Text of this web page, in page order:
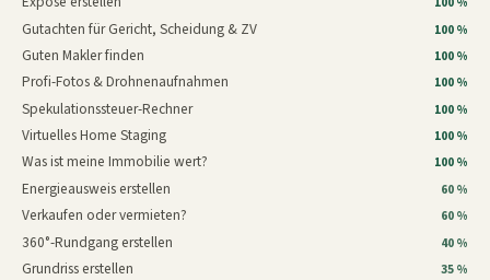
Gutachten für Gericht, Scheidung & ZV 100 %
Guten Makler finden 100 %
Profi-Fotos & Drohnenaufnahmen 100 %
Spekulationssteuer-Rechner 100 %
Virtuelles Home Staging 100 %
Was ist meine Immobilie wert? 100 %
Energieausweis erstellen 60 %
Verkaufen oder vermieten? 60 %
360°-Rundgang erstellen 40 %
Grundriss erstellen 35 %